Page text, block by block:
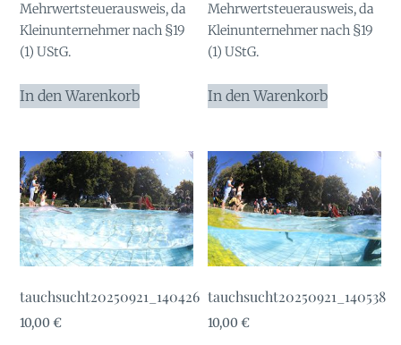
Mehrwertsteuerausweis, da
Kleinunternehmer nach §19
(1) UStG.
In den Warenkorb
Mehrwertsteuerausweis, da
Kleinunternehmer nach §19
(1) UStG.
In den Warenkorb
tauchsucht20250921_140426
10,00€
tauchsucht20250921_140538
10,00€